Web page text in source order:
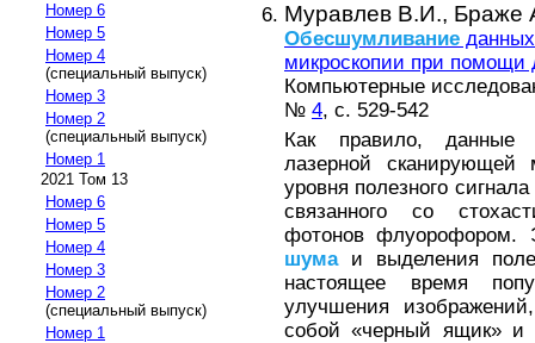
Номер 6
Номер 5
Номер 4
(специальный выпуск)
Номер 3
Номер 2
(специальный выпуск)
Номер 1
2021 Том 13
Номер 6
Номер 5
Номер 4
Номер 3
Номер 2
(специальный выпуск)
Номер 1
Муравлев В.И., Браже
Обесшумливание
микроскопии при помощи
Компьютерные
№ 4, с. 529-542
Как правило, данные
лазерной сканирующей
уровня полезного
связанного со
фотонов флуорофором.
шумаи выделения
настоящее время
улучшения
собой «черный ящик» и